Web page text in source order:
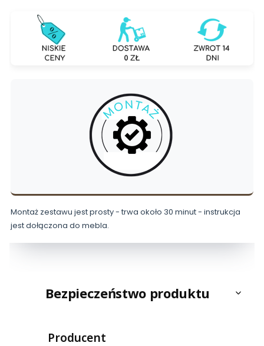
Montaż zestawu jest prosty - trwa około 30 minut - instrukcja
jest dołączona do mebla.
Bezpieczeństwo produktu
Producent